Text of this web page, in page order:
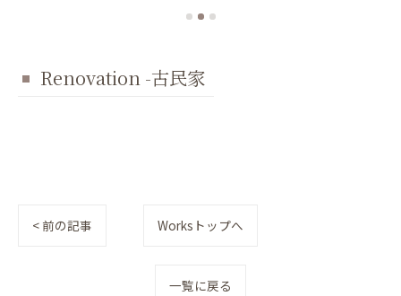
Renovation -古民家
< 前の記事 Worksトップへ
一覧に戻る